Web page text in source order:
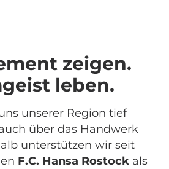
zeigen.
leben.
unserer Region tief
über das Handwerk
unterstützen wir seit
F.C. Hansa Rostock als